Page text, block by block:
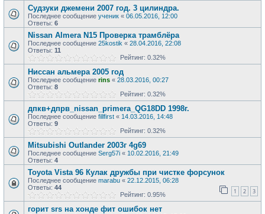
Судзуки джемени 2007 год. 3 цилиндра.
Последнее сообщение ученик « 06.05.2016, 12:00
Ответы: 6
Nissan Almera N15 Проверка трамблёра
Последнее сообщение 25kostik « 28.04.2016, 22:08
Ответы: 11
Рейтинг: 0.32%
Ниссан альмера 2005 год
Последнее сообщение rins « 28.03.2016, 00:27
Ответы: 8
Рейтинг: 0.32%
дпкв+дпрв_nissan_primera_QG18DD 1998г.
Последнее сообщение fillfirst « 14.03.2016, 14:48
Ответы: 9
Рейтинг: 0.32%
Mitsubishi Outlander 2003г 4g69
Последнее сообщение Serg57i « 10.02.2016, 21:49
Ответы: 4
Toyota Vista 96 Кулак дружбы при чистке форсунок
Последнее сообщение marabu « 22.12.2015, 06:28
Ответы: 44 1 2 3
Рейтинг: 0.95%
горит srs на хонде фит ошибок нет